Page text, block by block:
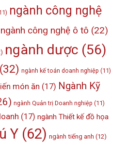
ngành công nghệ
ngành công nghệ ô tô (22)
ngành dược(56)
(32) ngành kế toán doanh nghiệp (11)
món ăn (17) Ngành Kỹ
ngành Quản trị Doanh nghiệp (11)
(17) ngành Thiết kế đồ họa
Y(62) ngành tiếng anh (12)